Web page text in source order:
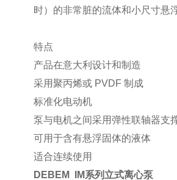
时）的非常脏的流体和小尺寸悬
特点
产品在意大利设计和制造
采用聚丙烯或 PVDF 制成
标准化电动机
泵与电机之间采用弹性联轴器支
可用于含有悬浮固体的液体
适合连续使用
DEBEM IM系列立式离心泵